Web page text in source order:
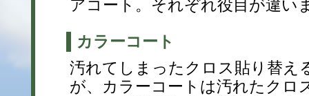
アコート。それぞれ役目が違い
カラーコート
汚れてしまったクロス貼り替え
が、カラーコートは汚れたクロ